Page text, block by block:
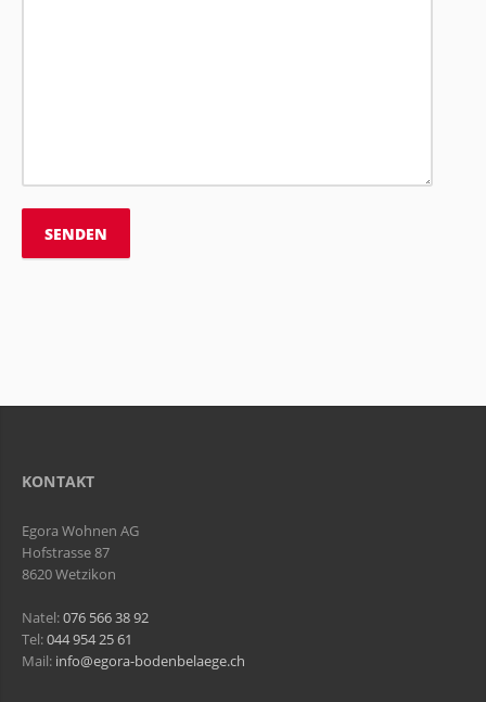
KONTAKT
Egora Wohnen AG
Hofstrasse 87
8620 Wetzikon
Natel:076 566 38 92
Tel:044 954 25 61
Mail: info@egora-bodenbelaege.ch